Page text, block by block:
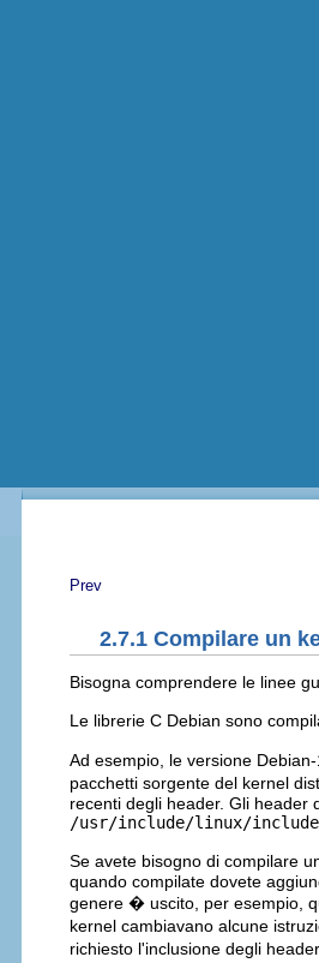
Prev
2.7.1 Compilare un
Bisogna comprendere le linee
Le librerie C Debian sono
Ad esempio, le versione
pacchetti sorgente del kernel
recenti degli header. Gli header
/usr/include/linux/
Se avete bisogno di compilare
quando compilate dovete
genere � uscito, per esempio,
kernel cambiavano alcune
richiesto l'inclusione degli